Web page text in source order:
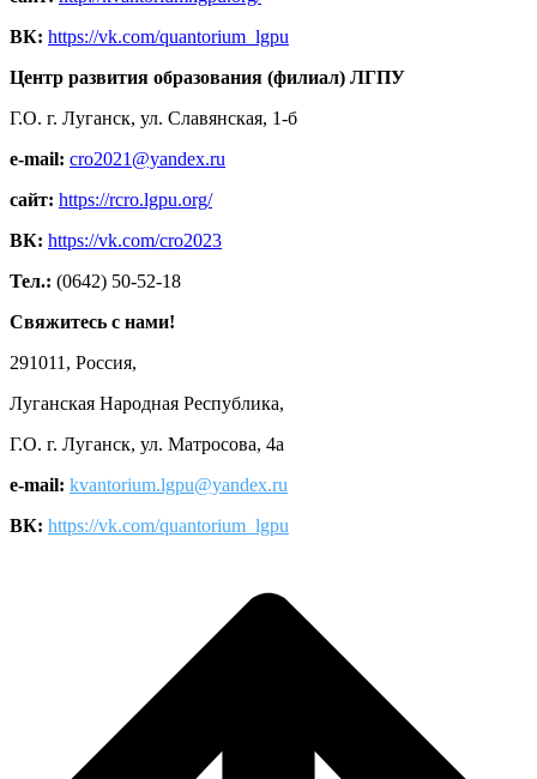
ВК: https://vk.com/quantorium_lgpu
Центр развития образования (филиал) ЛГПУ
Г.О. г. Луганск, ул. Славянская, 1-б
e-mail: cro2021@yandex.ru
сайт: https://rcro.lgpu.org/
ВК: https://vk.com/cro2023
Тел.: (0642) 50-52-18
Свяжитесь с нами!
291011, Россия,
Луганская Народная Республика,
Г.О. г. Луганск, ул. Матросова, 4а
e-mail: kvantorium.lgpu@yandex.ru
ВК: https://vk.com/quantorium_lgpu